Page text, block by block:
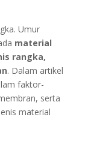
Umur
material
rangka,
. Dalam artikel
faktor-
serta
material